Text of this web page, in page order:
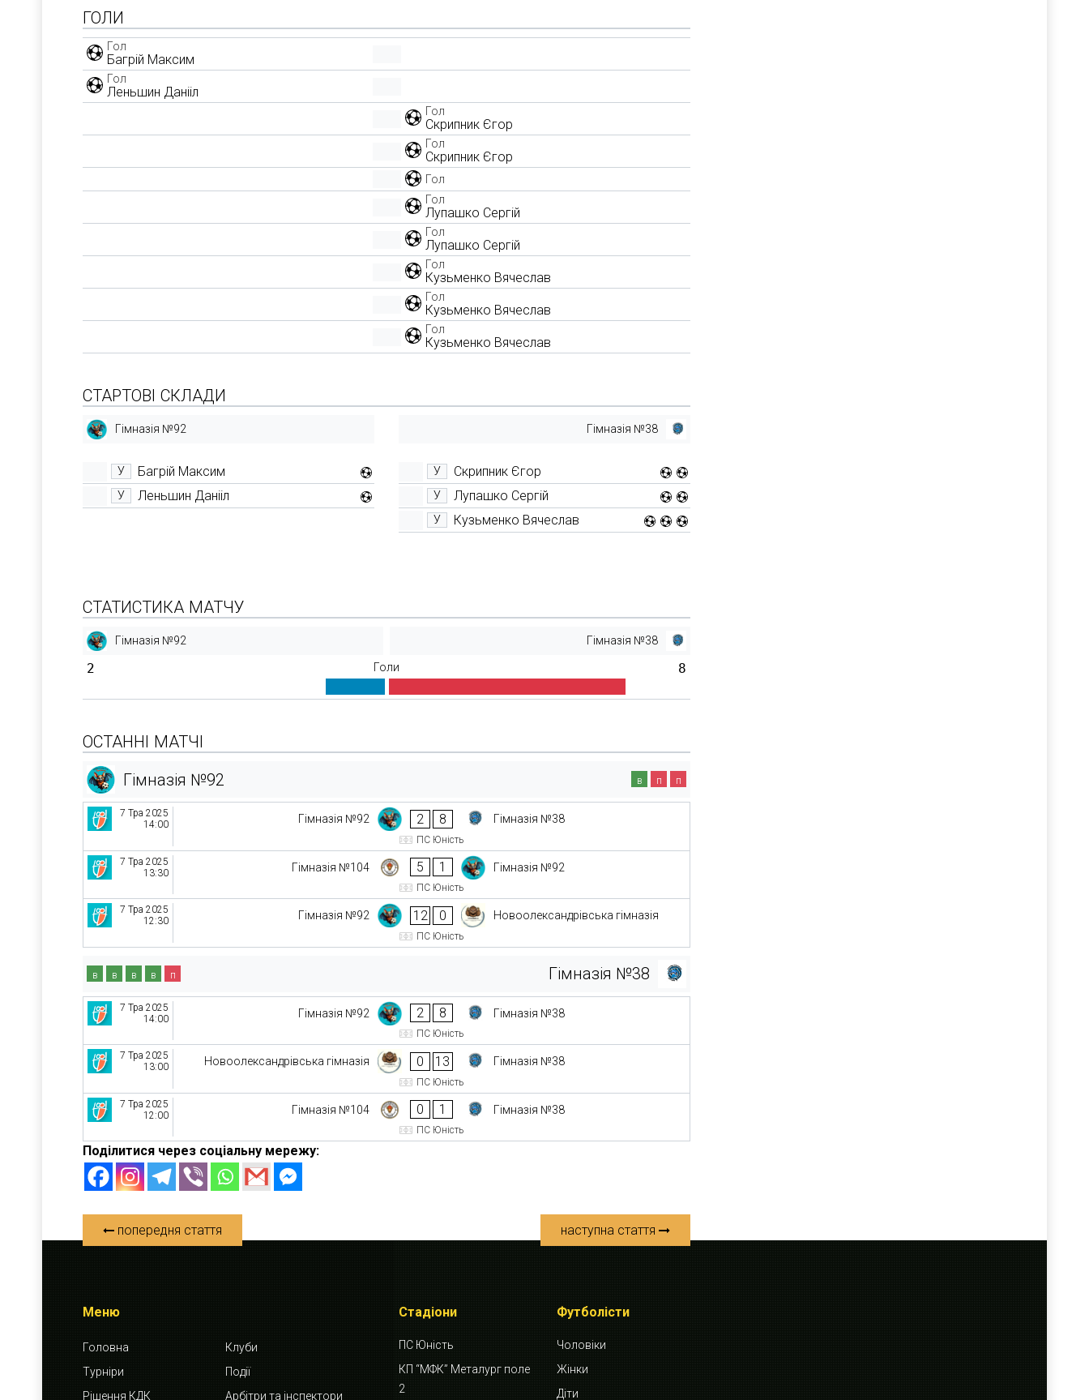
ГОЛИ
Гол
Багрій Максим
Гол
Леньшин Данііл
Гол
Скрипник Єгор
Гол
Скрипник Єгор
Гол
Гол
Лупашко Сергій
Гол
Лупашко Сергій
Гол
Кузьменко Вячеслав
Гол
Кузьменко Вячеслав
Гол
Кузьменко Вячеслав
СТАРТОВІ СКЛАДИ
Гімназія №92
У Багрій Максим
У Леньшин Данііл
Гімназія №38
У Скрипник Єгор
У Лупашко Сергій
У Кузьменко Вячеслав
СТАТИСТИКА МАТЧУ
Гімназія №92 Гімназія №38
2 Голи 8
ОСТАННІ МАТЧІ
Гімназія №92
в п п
7 Тра 2025
14:00
Гімназія №92 2 8 Гімназія №38
ПС Юність
7 Тра 2025
13:30
Гімназія №104 5 1 Гімназія №92
ПС Юність
7 Тра 2025
12:30
Гімназія №92 12 0 Новоолександрівська гімназія
ПС Юність
Гімназія №38
в в в в п
7 Тра 2025
14:00
Гімназія №92 2 8 Гімназія №38
ПС Юність
7 Тра 2025
13:00
Новоолександрівська гімназія 0 13 Гімназія №38
ПС Юність
7 Тра 2025
12:00
Гімназія №104 0 1 Гімназія №38
ПС Юність
Поділитися через соціальну мережу:
попередня стаття наступна стаття
Меню
Головна
Клуби
Турніри
Події
Рішення КДК
Арбітри та інспектори
Стадіони
ПС Юність
КП “МФК” Металург поле
2
Футболісти
Чоловіки
Жінки
Діти